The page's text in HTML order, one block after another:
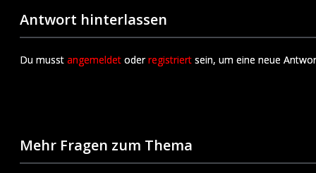
Antwort hinterlassen
Du musst angemeldet oderregistriert sein, um eine neue
Mehr Fragen zum Thema